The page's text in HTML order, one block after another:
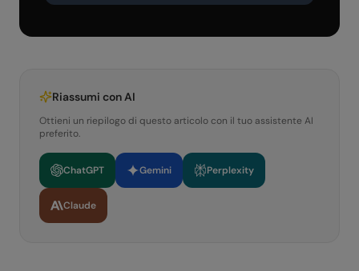
Riassumi con AI
Ottieni un riepilogo di questo articolo con il tuo assistente AI
preferito.
ChatGPT Gemini Perplexity
Claude